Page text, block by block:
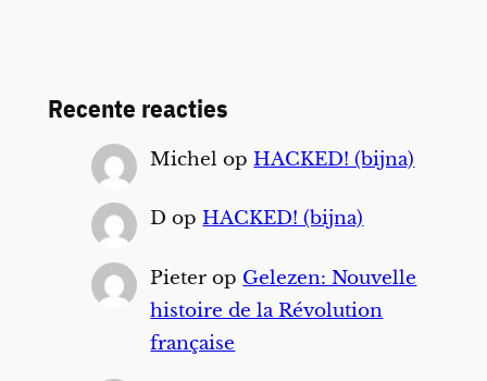
Recente reacties
Michel opHACKED! (bijna)
D opHACKED! (bijna)
Pieter op Gelezen: Nouvelle
histoire de la Révolution
française